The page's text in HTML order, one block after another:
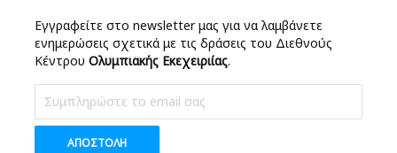
Εγγραφείτε στο newsletter μας για να λαμβάνετε
ενημερώσεις σχετικά με τις δράσεις του Διεθνούς
Κέντρου Ολυμπιακής Εκεχειριίας.